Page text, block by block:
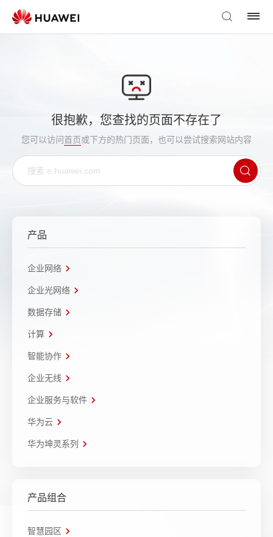
很抱歉，您查找的页面不存在了
您可以访问首页或下方的热门页面，也可以尝试搜索网站内容
产品
企业网络
企业光网络
数据存储
计算
智能协作
企业无线
企业服务与软件
华为云
华为坤灵系列
产品组合
智慧园区